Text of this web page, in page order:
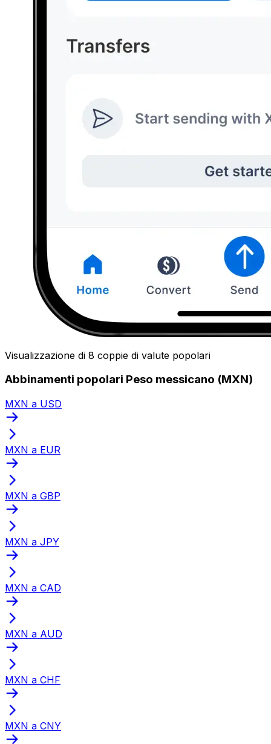
Visualizzazione di 8 coppie di valute popolari
Abbinamenti popolari Peso messicano (MXN)
MXN a USD
MXN a EUR
MXN a GBP
MXN a JPY
MXN a CAD
MXN a AUD
MXN a CHF
MXN a CNY